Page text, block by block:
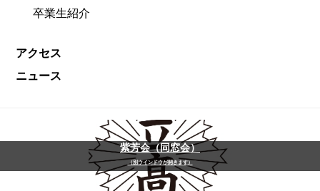
卒業生紹介
アクセス
ニュース
紫芳会（同窓会）
（別ウインドウが開きます）